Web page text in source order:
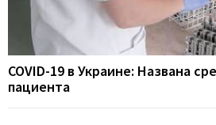
COVID-19 в Украине: Названа
пациента